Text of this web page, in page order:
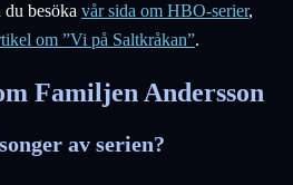
besöka vår sida om HBO-serier,
om ”Vi på Saltkråkan”.
Familjen Andersson
av serien?